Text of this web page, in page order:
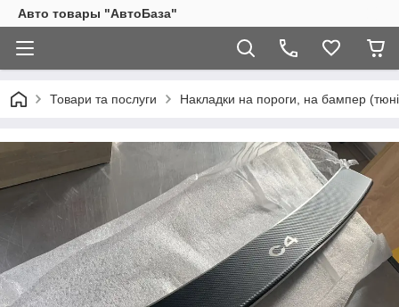
Авто товары "АвтоБаза"
Товари та послуги Накладки на пороги, на бампер